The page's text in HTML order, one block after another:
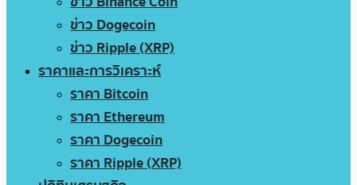
ข่าว Dogecoin
ข่าว Ripple (XRP)
ราคาและการวิเคราะห์
ราคา Bitcoin
ราคา Ethereum
ราคา Dogecoin
ราคา Ripple (XRP)